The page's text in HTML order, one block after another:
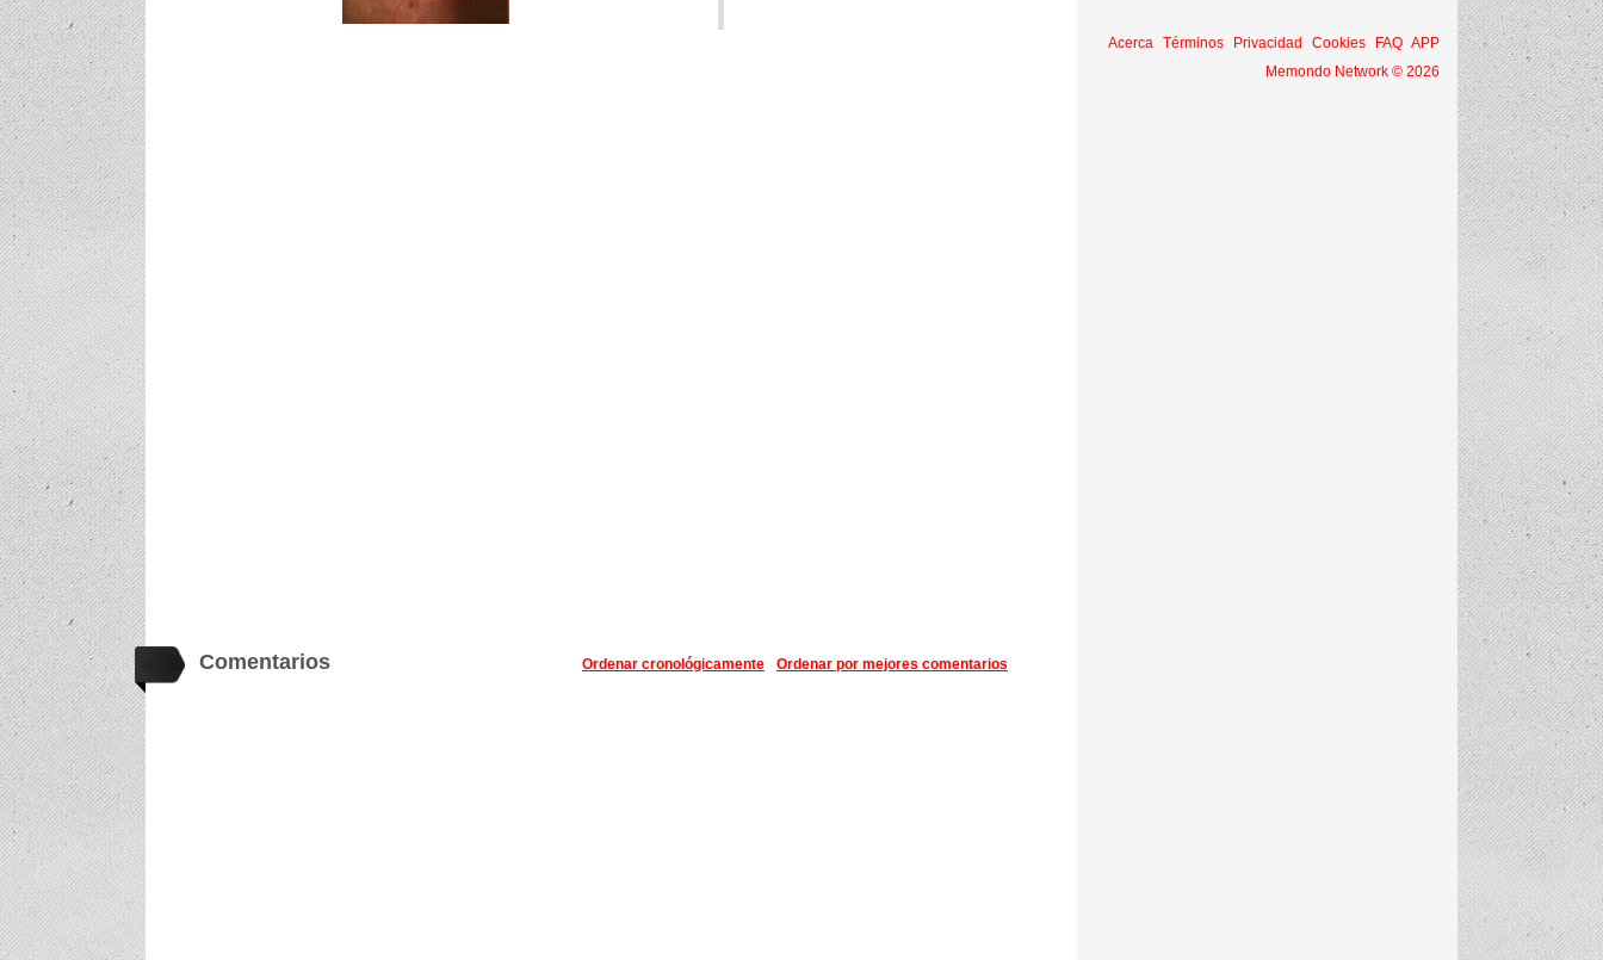
Comentarios Ordenar por mejores comentarios
Ordenar cronológicamente
Acerca Términos Privacidad Cookies FAQ APP
Memondo Network © 2026